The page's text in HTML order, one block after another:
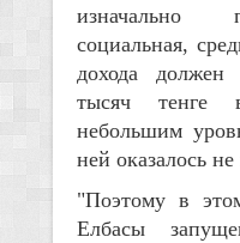
изначально
социальная,
дохода должен
тысяч
небольшим
ней оказалось
"Поэтому в
Елбасы